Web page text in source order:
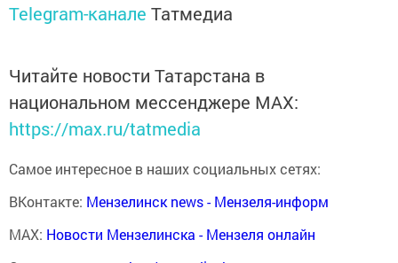
Telegram-канале Татмедиа
Читайте новости Татарстана в
национальном мессенджере MАХ:
https://max.ru/tatmedia
Самое интересное в наших социальных сетях:
ВКонтакте: Мензелинск news - Мензеля-информ
MAX: Новости Мензелинска - Мензеля онлайн